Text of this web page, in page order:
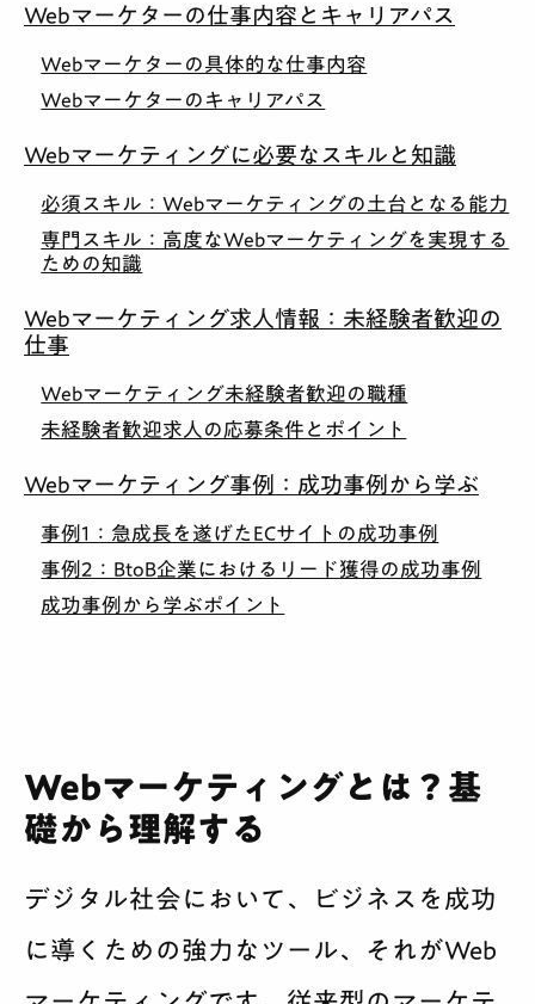
Webマーケターの仕事内容とキャリアパス
Webマーケターの具体的な仕事内容
Webマーケターのキャリアパス
Webマーケティングに必要なスキルと知識
必須スキル：Webマーケティングの土台となる能力
専門スキル：高度なWebマーケティングを実現する
ための知識
Webマーケティング求人情報：未経験者歓迎の
仕事
Webマーケティング未経験者歓迎の職種
未経験者歓迎求人の応募条件とポイント
Webマーケティング事例：成功事例から学ぶ
事例1：急成長を遂げたECサイトの成功事例
事例2：BtoB企業におけるリード獲得の成功事例
成功事例から学ぶポイント
Webマーケティングとは？基
礎から理解する
デジタル社会において、ビジネスを成功
に導くための強力なツール、それがWeb